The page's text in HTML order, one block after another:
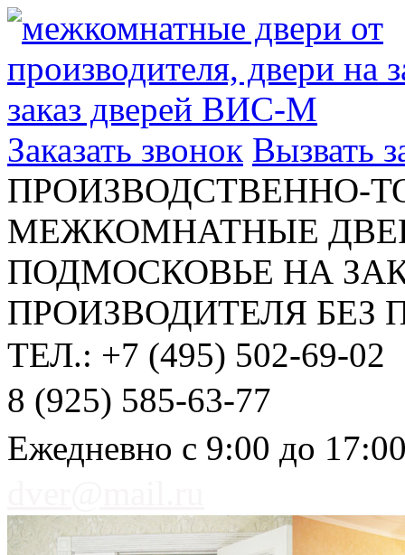
Заказать звонок Вызвать
ПРОИЗВОДСТВЕННО-
МЕЖКОМНАТНЫЕ
ПОДМОСКОВЬЕ НА
ПРОИЗВОДИТЕЛЯ БЕЗ
ТЕЛ.: +7 (495) 502-69-02
8 (925) 585-63-77
Ежедневно с 9:00 до